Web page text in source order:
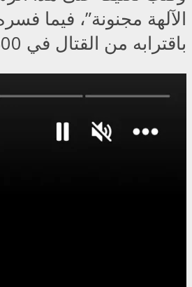
الآلهة مجنونة”، فيما
باقترابه من القتال في UFC 300.